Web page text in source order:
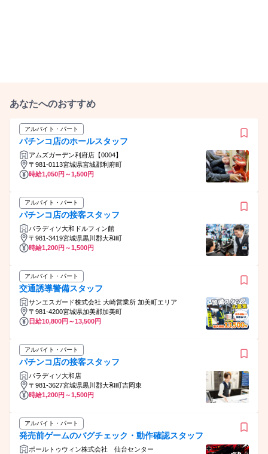
あなたへのおすすめ
アルバイト・パート
パチンコ店のホールスタッフ
アムズガーデン利府店【0004】
〒981-0113宮城県宮城郡利府町
時給1,050円～1,500円
アルバイト・パート
パチンコ店の接客スタッフ
パラディソ大和ドルフィン館
〒981-3419宮城県黒川郡大和町
時給1,200円～1,500円
アルバイト・パート
交通誘導警備スタッフ
サンエスガード株式会社 大崎営業所 加美町エリア
〒981-4200宮城県加美郡加美町
日給10,800円～13,500円
アルバイト・パート
パチンコ店の接客スタッフ
パラディソ大和店
〒981-3627宮城県黒川郡大和町吉岡東
時給1,200円～1,500円
アルバイト・パート
発売前ゲームのバグチェック・動作確認スタッフ
ポールトゥウィン株式会社 仙台センター